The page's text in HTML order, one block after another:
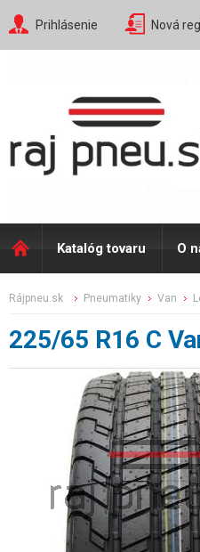
Prihlásenie Nová
Katalóg tovaru O
rájpneu.sk pneumatiky van
225/65 R16 C